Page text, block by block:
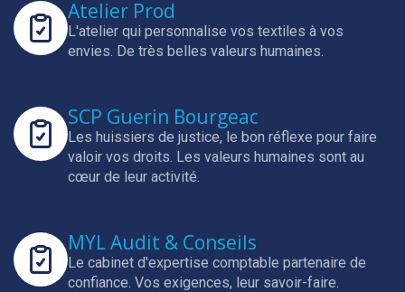
Atelier Prod
L'atelier qui personnalise vos textiles à vos
envies. De très belles valeurs humaines.
SCP Guerin Bourgeac
Les huissiers de justice, le bon réflexe pour faire
valoir vos droits. Les valeurs humaines sont au
cœur de leur activité.
MYL Audit & Conseils
Le cabinet d'expertise comptable partenaire de
confiance. Vos exigences, leur savoir-faire.